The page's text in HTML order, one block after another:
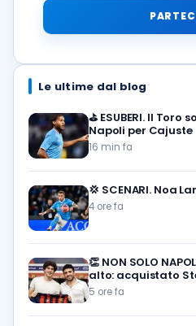
Le ultime dal blog
⛳ ESUBERI. Il Toro
Napoli per Cajuste
16 min fa
💢 SCENARI. Noa
4 ore fa
👏 NON SOLO
alto: acquistato
5 ore fa